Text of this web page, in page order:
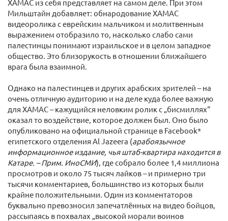
ХАМАС из себя представляет на самом деле. При этом
Мильштайн добавляет: обнародование ХАМАС
видеоролика с еврейским мальчиком и молитвенным
выражением отобразило то, насколько слабо сами
палестинцы понимают израильское и в целом западное
общество. Это близорукость в отношении ближайшего
врага была взаимной.
Однако на палестинцев и других арабских зрителей – на
очень отличную аудиторию и на деле куда более важную
для ХАМАС – кажущийся неловким ролик с „бисмиллях“
оказал то воздействие, которое должен был. Оно было
опубликовано на официальной странице в Facebook*
египетского отделения Al Jazeera (арабоязычное
информационное издание, чья штаб-квартира находится в
Катаре. – Прим. ИноСМИ), где собрало более 1,4 миллиона
просмотров и около 75 тысяч лайков – и примерно три
тысячи комментариев, большинство из которых были
крайне положительными. Один из комментаторов
буквально превозносил запечатлённых на видео бойцов,
рассыпаясь в похвалах „высокой морали воинов